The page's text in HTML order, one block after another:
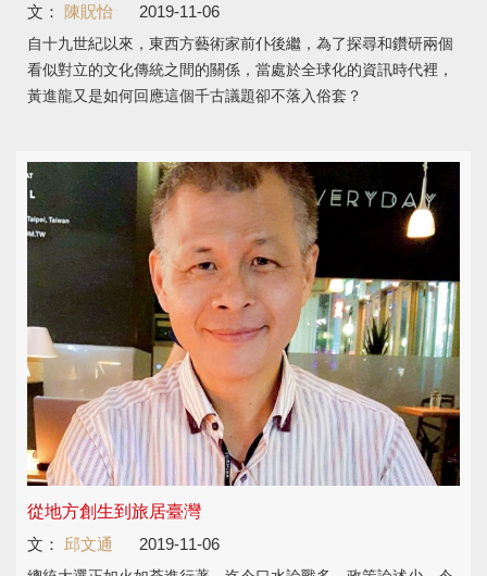
文：
陳貺怡 2019-11-06
自十九世紀以來，東西方藝術家前仆後繼，為了探尋和鑽研兩個
看似對立的文化傳統之間的關係，當處於全球化的資訊時代裡，
黃進龍又是如何回應這個千古議題卻不落入俗套？
從地方創生到旅居臺灣
文：
邱文通 2019-11-06